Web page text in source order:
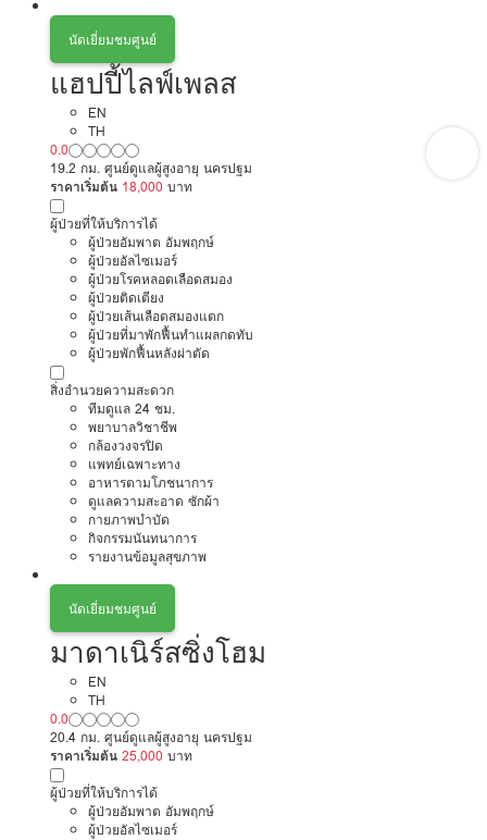
นัดเยี่ยมชมศูนย์
แฮปปี้ไลฟ์เพลส
EN
TH
0.0
19.2 กม. ศูนย์ดูแลผู้สูงอายุ นครปฐม
ราคาเริ่มต้น 18,000 บาท
ผู้ป่วยที่ให้บริการได้
ผู้ป่วยอัมพาต อัมพฤกษ์
ผู้ป่วยอัลไซเมอร์
ผู้ป่วยโรคหลอดเลือดสมอง
ผู้ป่วยติดเตียง
ผู้ป่วยเส้นเลือดสมองแตก
ผู้ป่วยที่มาพักฟื้นทำแผลกดทับ
ผู้ป่วยพักฟื้นหลังผ่าตัด
สิ่งอำนวยความสะดวก
ทีมดูแล 24 ชม.
พยาบาลวิชาชีพ
กล้องวงจรปิด
แพทย์เฉพาะทาง
อาหารตามโภชนาการ
ดูแลความสะอาด ซักผ้า
กายภาพบำบัด
กิจกรรมนันทนาการ
รายงานข้อมูลสุขภาพ
นัดเยี่ยมชมศูนย์
มาดาเนิร์สซิ่งโฮม
EN
TH
0.0
20.4 กม. ศูนย์ดูแลผู้สูงอายุ นครปฐม
ราคาเริ่มต้น 25,000 บาท
ผู้ป่วยที่ให้บริการได้
ผู้ป่วยอัมพาต อัมพฤกษ์
ผู้ป่วยอัลไซเมอร์